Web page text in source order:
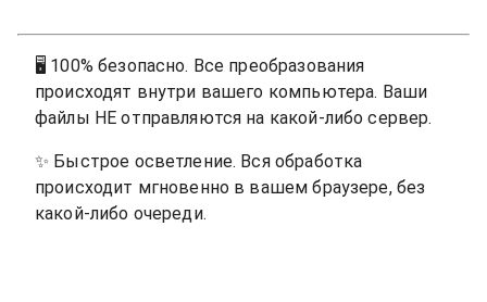
🖥 100% безопасно. Все преобразования
происходят внутри вашего компьютера. Ваши
файлы НЕ отправляются на какой-либо сервер.
✨ Быстрое осветление. Вся обработка
происходит мгновенно в вашем браузере, без
какой-либо очереди.